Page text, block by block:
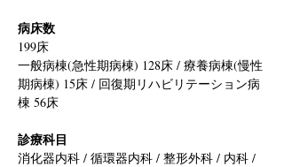
病床数
199床
一般病棟(急性期病棟) 128床 / 療養病棟(慢性
期病棟) 15床 / 回復期リハビリテーション病
棟 56床
診療科目
消化器内科 / 循環器内科 / 整形外科 / 内科 /